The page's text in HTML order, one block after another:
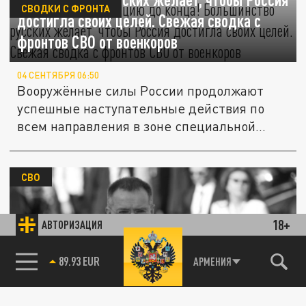
АВТОРИЗАЦИЯ 18+
85.64 BRENT АРМЕНИЯ
достигла своих целей. Свежая сводка с
фронтов СВО от военкоров
СВОДКИ С ФРОНТА
04 СЕНТЯБРЯ 06:50
Вооружённые силы России продолжают
успешные наступательные действия по
всем направления в зоне специальной...
Заложники Киева: Владимир Мединский
рассказал, как Украина торгует
СВО